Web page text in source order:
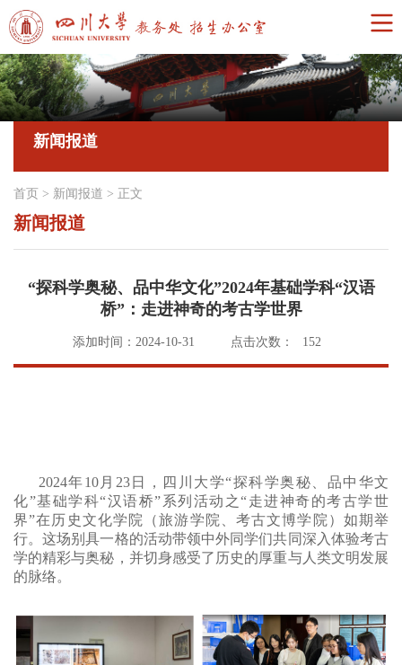
新闻报道
首页 > 新闻报道 > 正文
新闻报道
“探科学奥秘、品中华文化”2024年基础学科“汉语
桥”：走进神奇的考古学世界
添加时间：2024-10-31 点击次数： 152
2024年10月23日，四川大学“探科学奥秘、品中华文
化”基础学科“汉语桥”系列活动之“走进神奇的考古学世
界”在历史文化学院（旅游学院、考古文博学院）如期举
行。这场别具一格的活动带领中外同学们共同深入体验考古
学的精彩与奥秘，并切身感受了历史的厚重与人类文明发展
的脉络。